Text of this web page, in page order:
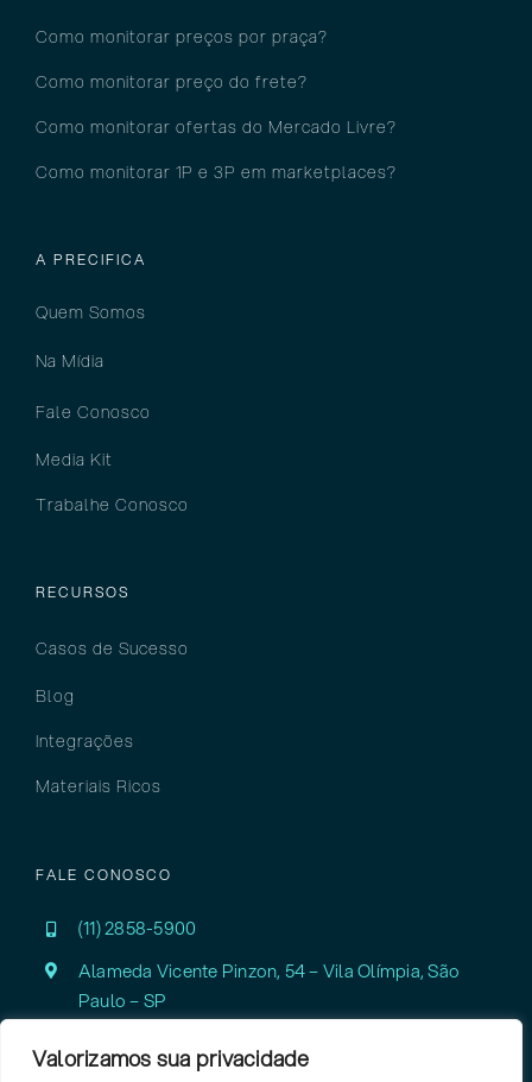
Valorizamos sua privacidade
Como monitorar preços por praça?
Como monitorar preço do frete?
Como monitorar ofertas do Mercado Livre?
Como monitorar 1P e 3P em marketplaces?
A PRECIFICA
Quem Somos
Na Mídia
Fale Conosco
Media Kit
Trabalhe Conosco
RECURSOS
Casos de Sucesso
Blog
Integrações
Materiais Ricos
FALE CONOSCO
(11) 2858-5900
Alameda Vicente Pinzon, 54 – Vila Olímpia,São
Paulo – SP